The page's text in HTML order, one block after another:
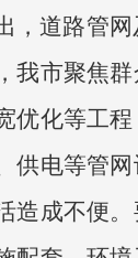
，道路管
我市聚焦
优化等工
供电等管
造成不便